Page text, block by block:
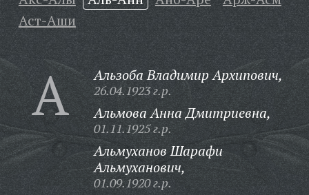
Аст-Аши
А Альзоба Владимир Архипович,
26.04.1923 г.р.
Альмова Анна Дмитриевна,
01.11.1925 г.р.
Альмуханов Шарафи
Альмуханович,
01.09.1920 г.р.